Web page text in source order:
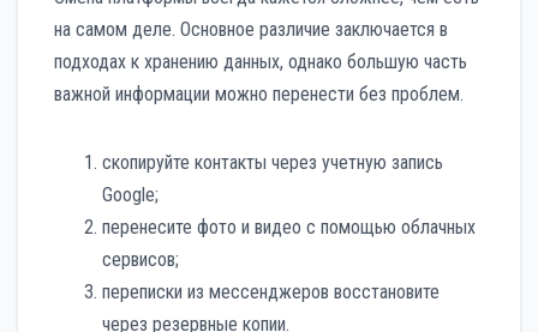
на самом деле. Основное различие заключается в
подходах к хранению данных, однако большую часть
важной информации можно перенести без проблем.
скопируйте контакты через учетную запись
Google;
перенесите фото и видео с помощью облачных
сервисов;
переписки из мессенджеров восстановите
через резервные копии.